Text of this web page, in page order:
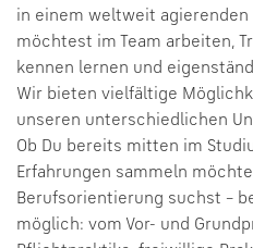
in einem weltweit agierenden
möchtest im Team arbeiten,
kennen lernen und
Wir bieten vielfältige
unseren unterschiedlichen
Ob Du bereits mitten im
Erfahrungen sammeln
Berufsorientierung suchst –
möglich: vom Vor- und